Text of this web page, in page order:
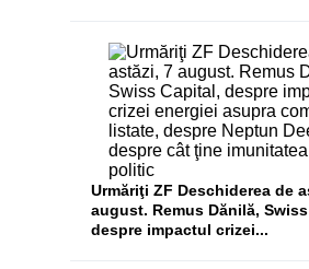
Urmăriţi ZF Deschiderea de
august. Remus Dănilă,
despre impactul crizei...